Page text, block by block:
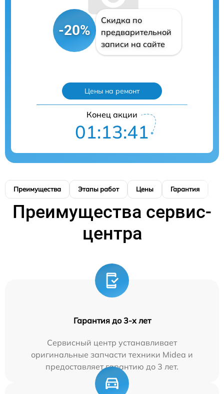
-20%
Скидка по
предварительной
записи на сайте
Цены на ремонт
Конец акции
01:13:40
Преимущества Этапы работ Цены Гарантия
Преимущества сервис-
центра
Гарантия до 3-х лет
Сервисный центр устанавливает
оригинальные запчасти техники Midea и
предоставляет гарантию до 3 лет.